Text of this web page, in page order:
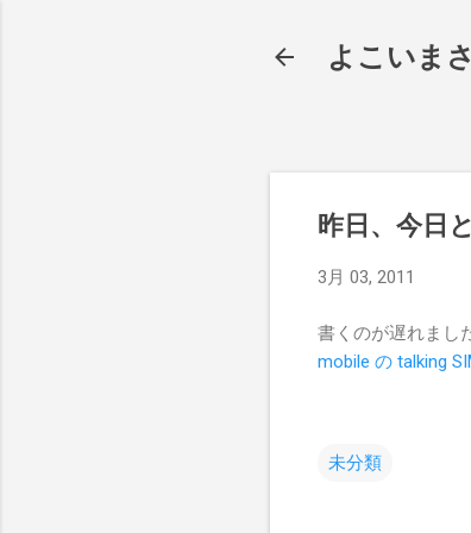
よこいま
昨日、今日
3月 03, 2011
書くのが遅れまし
mobile の talking
未分類